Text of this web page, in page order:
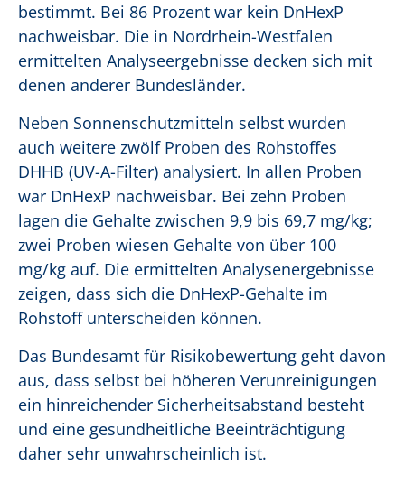
bestimmt. Bei 86 Prozent war kein DnHexP
nachweisbar. Die in Nordrhein-Westfalen
ermittelten Analyseergebnisse decken sich mit
denen anderer Bundesländer.
Neben Sonnenschutzmitteln selbst wurden
auch weitere zwölf Proben des Rohstoffes
DHHB (UV-A-Filter) analysiert. In allen Proben
war DnHexP nachweisbar. Bei zehn Proben
lagen die Gehalte zwischen 9,9 bis 69,7 mg/kg;
zwei Proben wiesen Gehalte von über 100
mg/kg auf. Die ermittelten Analysenergebnisse
zeigen, dass sich die DnHexP-Gehalte im
Rohstoff unterscheiden können.
Das Bundesamt für Risikobewertung geht davon
aus, dass selbst bei höheren Verunreinigungen
ein hinreichender Sicherheitsabstand besteht
und eine gesundheitliche Beeinträchtigung
daher sehr unwahrscheinlich ist.